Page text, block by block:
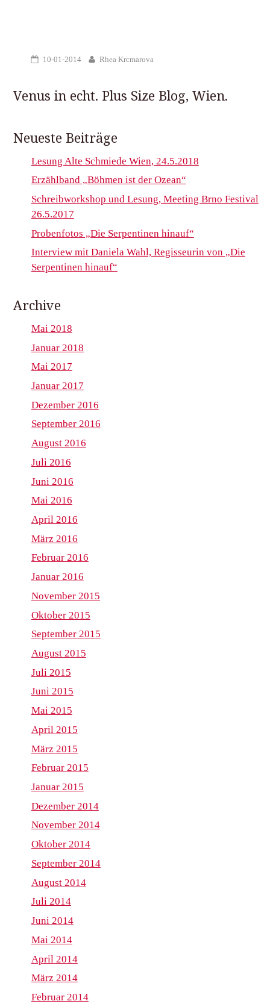
10-01-2014 Rhea Krcmarova
Venus in echt. Plus Size Blog, Wien.
Neueste Beiträge
Lesung Alte Schmiede Wien, 24.5.2018
Erzählband „Böhmen ist der Ozean“
Schreibworkshop und Lesung, Meeting Brno Festival
26.5.2017
Probenfotos „Die Serpentinen hinauf“
Interview mit Daniela Wahl, Regisseurin von „Die
Serpentinen hinauf“
Archive
Mai 2018
Januar 2018
Mai 2017
Januar 2017
Dezember 2016
September 2016
August 2016
Juli 2016
Juni 2016
Mai 2016
April 2016
März 2016
Februar 2016
Januar 2016
November 2015
Oktober 2015
September 2015
August 2015
Juli 2015
Juni 2015
Mai 2015
April 2015
März 2015
Februar 2015
Januar 2015
Dezember 2014
November 2014
Oktober 2014
September 2014
August 2014
Juli 2014
Juni 2014
Mai 2014
April 2014
März 2014
Februar 2014